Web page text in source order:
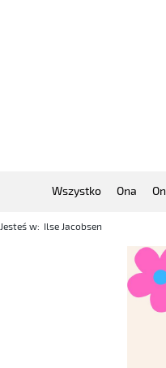
Wszystko Ona On
Jesteś w: Ilse Jacobsen